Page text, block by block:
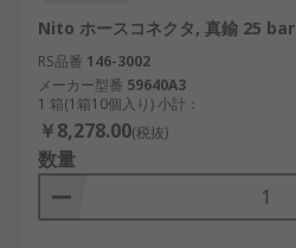
Nito ホースコネクタ, 真鍮 25 bar
RS品番 146-3002
メーカー型番 59640A3
1 箱(1箱10個入り) 小計：
￥8,278.00(税抜)
数量